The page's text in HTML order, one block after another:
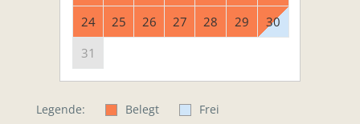
24
25 26 27 28 29
30
31
Legende: Belegt Frei